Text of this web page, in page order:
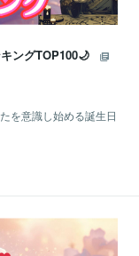
ングTOP100🌙
を意識し始める誕生日